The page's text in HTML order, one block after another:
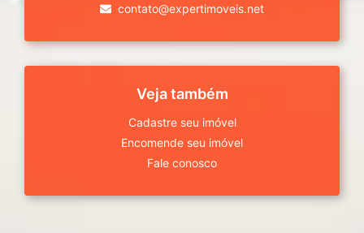
contato@expertimoveis.net
Veja também
Cadastre seu imóvel
Encomende seu imóvel
Fale conosco